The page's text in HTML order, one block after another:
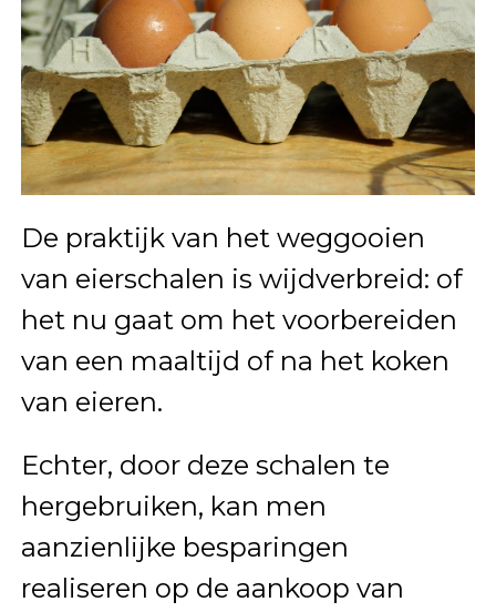
De praktijk van het weggooien
van eierschalen is wijdverbreid: of
het nu gaat om het voorbereiden
van een maaltijd of na het koken
van eieren.
Echter, door deze schalen te
hergebruiken, kan men
aanzienlijke besparingen
realiseren op de aankoop van